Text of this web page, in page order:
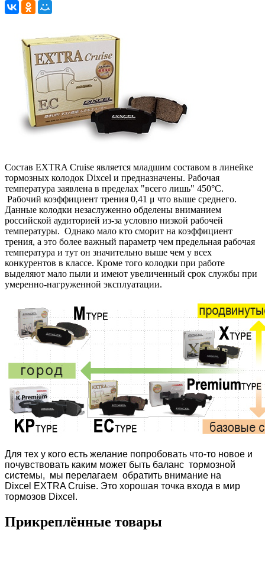
Состав EXTRA Cruise является младшим составом в линейке
тормозных колодок Dixcel и предназначены. Рабочая
температура заявлена в пределах "всего лишь" 450°C.
Рабочий коэффициент трения 0,41 μ что выше среднего.
Данные колодки незаслуженно обделены вниманием
российской аудиторией из-за условно низкой рабочей
температуры. Однако мало кто сморит на коэффициент
трения, а это более важный параметр чем предельная рабочая
температура и тут он значительно выше чем у всех
конкурентов в классе. Кроме того колодки при работе
выделяют мало пыли и имеют увеличенный срок службы при
умеренно-нагруженной эксплуатации.
Для тех у кого есть желание попробовать что-то новое и
почувствовать каким может быть баланс тормозной
системы, мы перелагаем обратить внимание на
Dixcel EXTRA Cruise. Это хорошая точка входа в мир
тормозов Dixcel.
Прикреплённые товары